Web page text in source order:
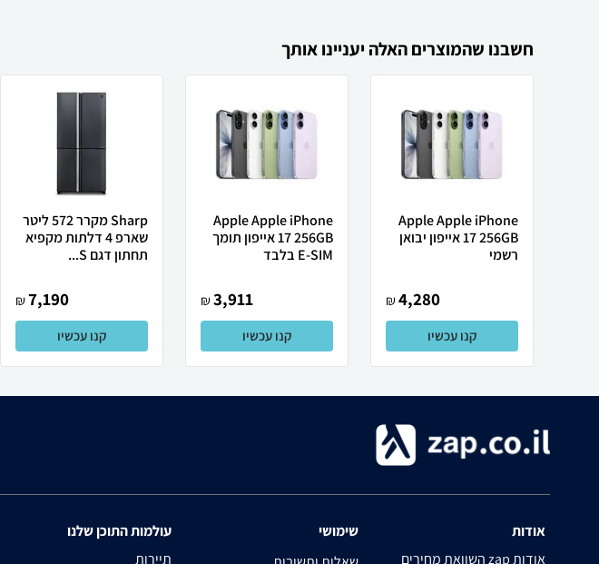
חשבנו שהמוצרים האלה יעניינו אותך
Apple Apple iPhone
17 256GB אייפון יבואן
רשמי
4,280
₪
קנו עכשיו
Apple Apple iPhone
17 256GB אייפון תומך
E-SIM בלבד
3,911
₪
קנו עכשיו
Sharp מקרר 572 ליטר
שארפ 4 דלתות מקפיא
תחתון דגם S...
7,190
₪
קנו עכשיו
אודות
השוואת מחירים zap אודות
שימושי
עולמות התוכן שלנו
תיירות